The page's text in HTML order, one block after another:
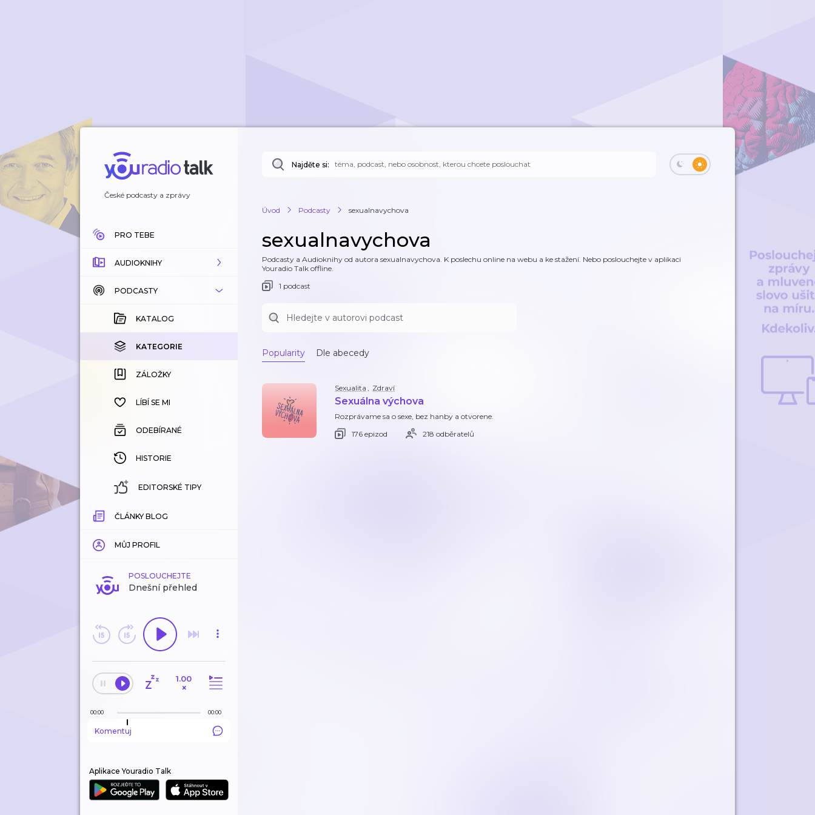
České podcasty a zprávy
PRO TEBE
AUDIOKNIHY
KATALOG
KOUPENÉ
KATEGORIE
ZÁLOŽKY
HISTORIE
PODCASTY
KATALOG
KATEGORIE
ZÁLOŽKY
LÍBÍ SE MI
ODEBÍRANÉ
HISTORIE
EDITORSKÉ TIPY
ČLÁNKY BLOG
MŮJ PROFIL
POSLOUCHEJTE
Dnešní přehled
1.00
×
00:00 00:00
Komentuj
Aplikace Youradio Talk
Najděte si:
Úvod Podcasty sexualnavychova
sexualnavychova
Podcasty a Audioknihy od autora sexualnavychova. K poslechu online na webu a ke stažení. Nebo poslouchejte v aplikaci
Youradio Talk offline.
1 podcast
Popularity Dle abecedy
Sexualita , Zdraví
Sexuálna výchova
Rozprávame sa o sexe, bez hanby a otvorene.
176 epizod
218 odběratelů